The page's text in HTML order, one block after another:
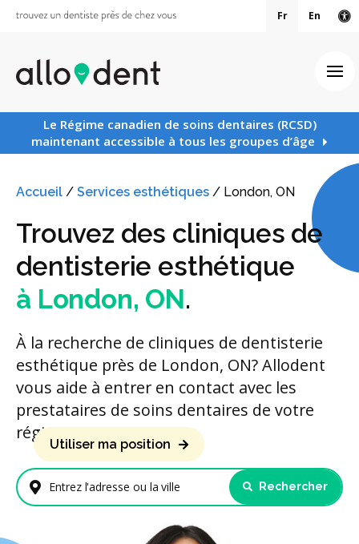
Fr En
Le Régime canadien de soins dentaires (RCSD)
maintenant accessible à tous les groupes d’âge
Accueil / Services esthétiques / London, ON
Trouvez des cliniques de
dentisterie esthétique
à London, ON.
À la recherche de cliniques de dentisterie
esthétique près de London, ON? Allodent
vous aide à entrer en contact avec les
prestataires de soins dentaires de votre
région.
Entrez l'adresse ou la ville
Utiliser ma position
Rechercher